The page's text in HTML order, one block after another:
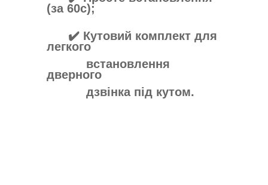
(за 60c);
✔️ Кутовий комплект для
легкого
встановлення
дверного
дзвінка під кутом.